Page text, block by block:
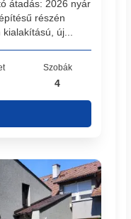
átadás: 2026 nyár
részén
új...
Szobák
4